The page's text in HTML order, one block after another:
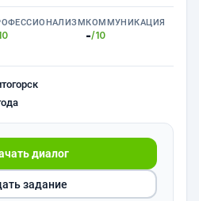
КОММУНИКАЦИЯ
-/10
диалог
задание